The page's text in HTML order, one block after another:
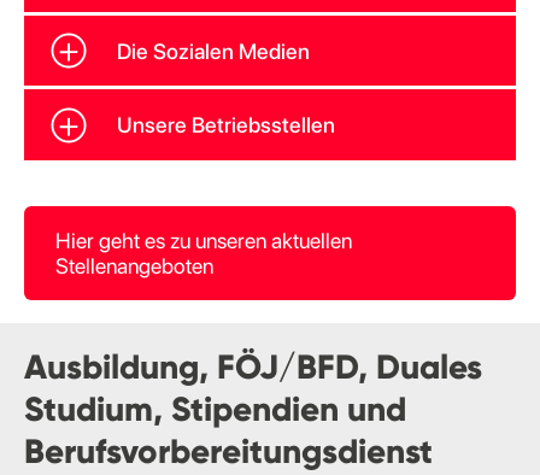
Die Sozialen Medien
Unsere Betriebsstellen
Hier geht es zu unseren aktuellen
Stellenangeboten
Ausbildung, FÖJ/BFD, Duales
Studium, Stipendien und
Berufsvorbereitungsdienst